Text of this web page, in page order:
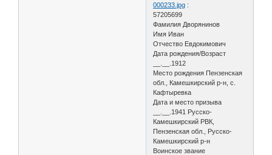
000233.jpg :
57205699
Фамилия Дворянинов
Имя Иван
Отчество Евдокимович
Дата рождения/Возраст
__.__.1912
Место рождения Пензенская
обл., Камешкирский р-н, с.
Кафтыревка
Дата и место призыва
__.__.1941 Русско-
Камешкирский РВК,
Пензенская обл., Русско-
Камешкирский р-н
Воинское звание